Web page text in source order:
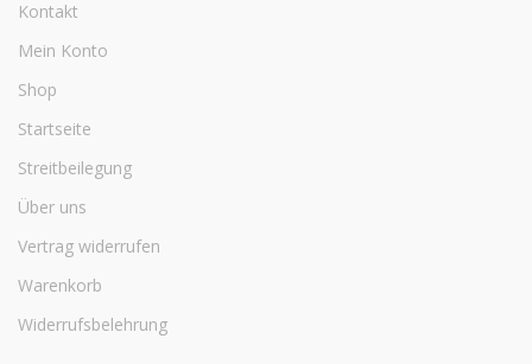
Kontakt
Mein Konto
Shop
Startseite
Streitbeilegung
Über uns
Vertrag widerrufen
Warenkorb
Widerrufsbelehrung